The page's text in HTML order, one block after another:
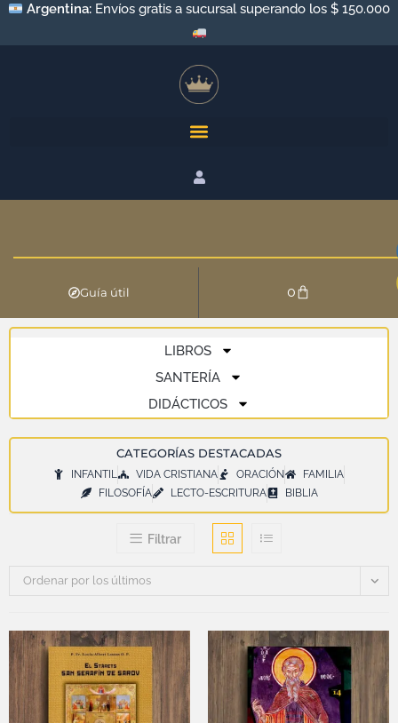
Argentina: Envíos gratis a sucursal superando los $ 150.000
Guía útil 0
LIBROS
SANTERÍA
DIDÁCTICOS
CATEGORÍAS DESTACADAS
INFANTIL VIDA CRISTIANA ORACIÓN
FAMILIA
FILOSOFÍA
LECTO-ESCRITURA BIBLIA
Filtrar
Ordenar por los últimos